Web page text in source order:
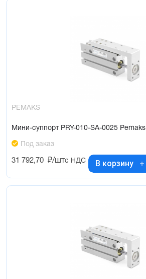
PEMAKS
Мини-суппорт PRY-010-SA-0025 Pemaks
Под заказ
31 792,70 ₽/штс НДС В корзину